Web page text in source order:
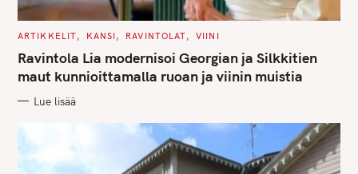
C
T
E
G
O
I
ARTIKKELIT KANSI RAVINTOLAT VIINI
Ravintola Lia modernisoi Georgian ja Silkkitien
maut kunnioittamalla ruoan ja viinin muistia
Lue lisää